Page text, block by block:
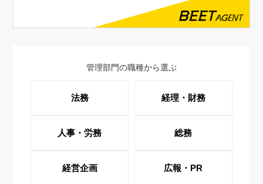
管理部門の職種から選ぶ
法務 経理・財務
人事・労務 総務
経営企画 広報・PR